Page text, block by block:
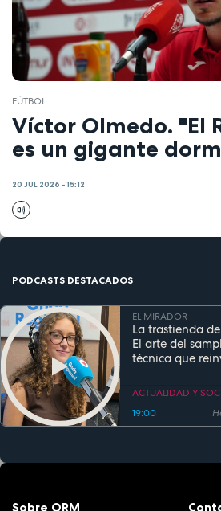
FÚTBOL
Víctor Olmedo. "El
es un gigante
20 JUL 2026 - 15:12
PODCASTS DESTACADOS
EL MIRADOR
La trastienda
El arte del
técnica que
actual
ACTUALIDAD Y
19:00
Sobre ORM